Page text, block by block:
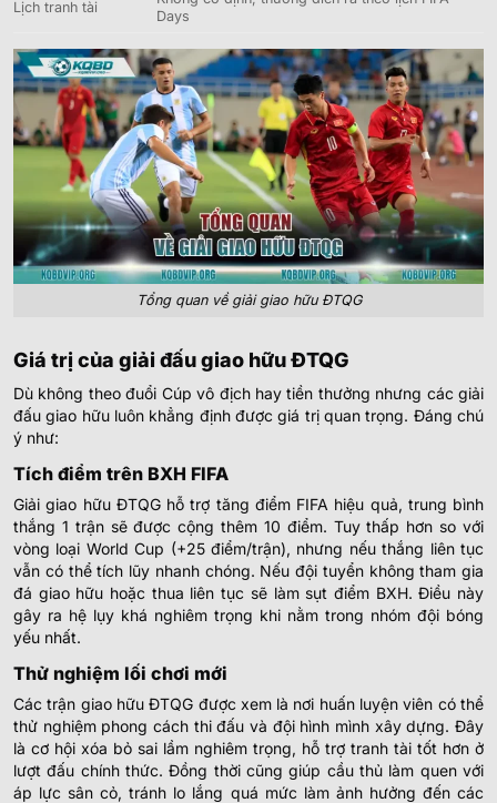
Lịch tranh tài
Days
Tổng quan về giải giao hữu ĐTQG
Giá trị của giải đấu giao hữu ĐTQG
Dù không theo đuổi Cúp vô địch hay tiền thưởng nhưng các giải
đấu giao hữu luôn khẳng định được giá trị quan trọng. Đáng chú
ý như:
Tích điểm trên BXH FIFA
Giải giao hữu ĐTQG hỗ trợ tăng điểm FIFA hiệu quả, trung bình
thắng 1 trận sẽ được cộng thêm 10 điểm. Tuy thấp hơn so với
vòng loại World Cup (+25 điểm/trận), nhưng nếu thắng liên tục
vẫn có thể tích lũy nhanh chóng. Nếu đội tuyển không tham gia
đá giao hữu hoặc thua liên tục sẽ làm sụt điểm BXH. Điều này
gây ra hệ lụy khá nghiêm trọng khi nằm trong nhóm đội bóng
yếu nhất.
Thử nghiệm lối chơi mới
Các trận giao hữu ĐTQG được xem là nơi huấn luyện viên có thể
thử nghiệm phong cách thi đấu và đội hình mình xây dựng. Đây
là cơ hội xóa bỏ sai lầm nghiêm trọng, hỗ trợ tranh tài tốt hơn ở
lượt đấu chính thức. Đồng thời cũng giúp cầu thủ làm quen với
áp lực sân cỏ, tránh lo lắng quá mức làm ảnh hưởng đến các